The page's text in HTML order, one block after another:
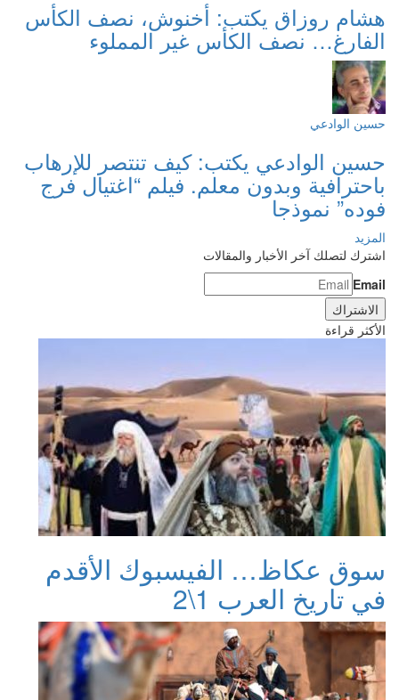
هشام روزاق يكتب: أخنوش، نصف الكأس
الفارغ… نصف الكأس غير المملوء
حسين الوادعي
حسين الوادعي يكتب: كيف تنتصر للإرهاب
باحترافية وبدون معلم. فيلم “اغتيال فرج
فوده” نموذجا
المزيد
اشترك لتصلك آخر الأخبار والمقالات
Email
الأكثر قراءة
سوق عكاظ… الفيسبوك الأقدم
في تاريخ العرب 1\2